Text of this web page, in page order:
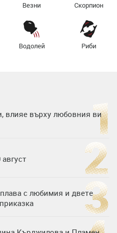
Везни Скорпион
Водолей Риби
влияе върху любовния ви
с любимия и двете